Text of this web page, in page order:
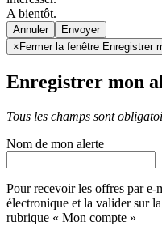
A bientôt.
Annuler
× Fermer la fenêtre Enregistrer
Enregistrer mon
Tous les champs sont
Nom de mon alerte
Pour recevoir les offres par e-
électronique et la valider sur
rubrique « Mon compte »